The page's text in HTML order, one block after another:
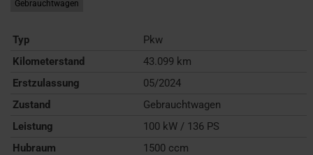
Gebrauchtwagen
Typ
Pkw
Kilometerstand
43.099 km
Erstzulassung
05/2024
Zustand
Gebrauchtwagen
Leistung
100 kW / 136 PS
Hubraum
1500 ccm